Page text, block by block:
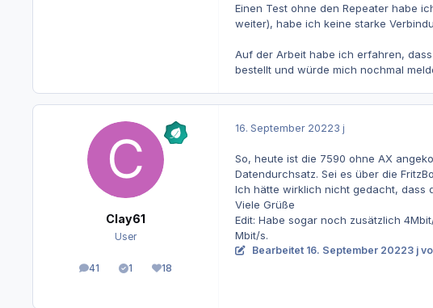
Einen Test ohne den Repeater habe
weiter), habe ich keine starke
Auf der Arbeit habe ich erfahren,
bestellt und würde mich nochmal
Clay61
User
41
Beiträge1
Lösungen
18
Reputation
16. September 20223 j
So, heute ist die 7590 ohne AX
Datendurchsatz. Sei es über die
Ich hätte wirklich nicht gedacht, dass
Viele Grüße
Edit: Habe sogar noch zusätzlich
Mbit/s.
Bearbeitet 16. September 20223 j